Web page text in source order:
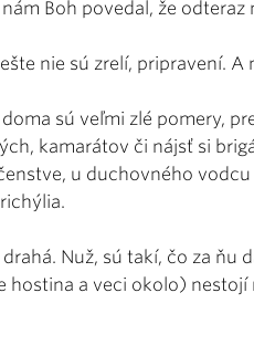
Boh povedal, že
nie sú zrelí, pripravení. A
sú veľmi zlé pomery,
kamarátov či nájsť si
u duchovného
Nuž, sú takí, čo za ňu
hostina a veci okolo)